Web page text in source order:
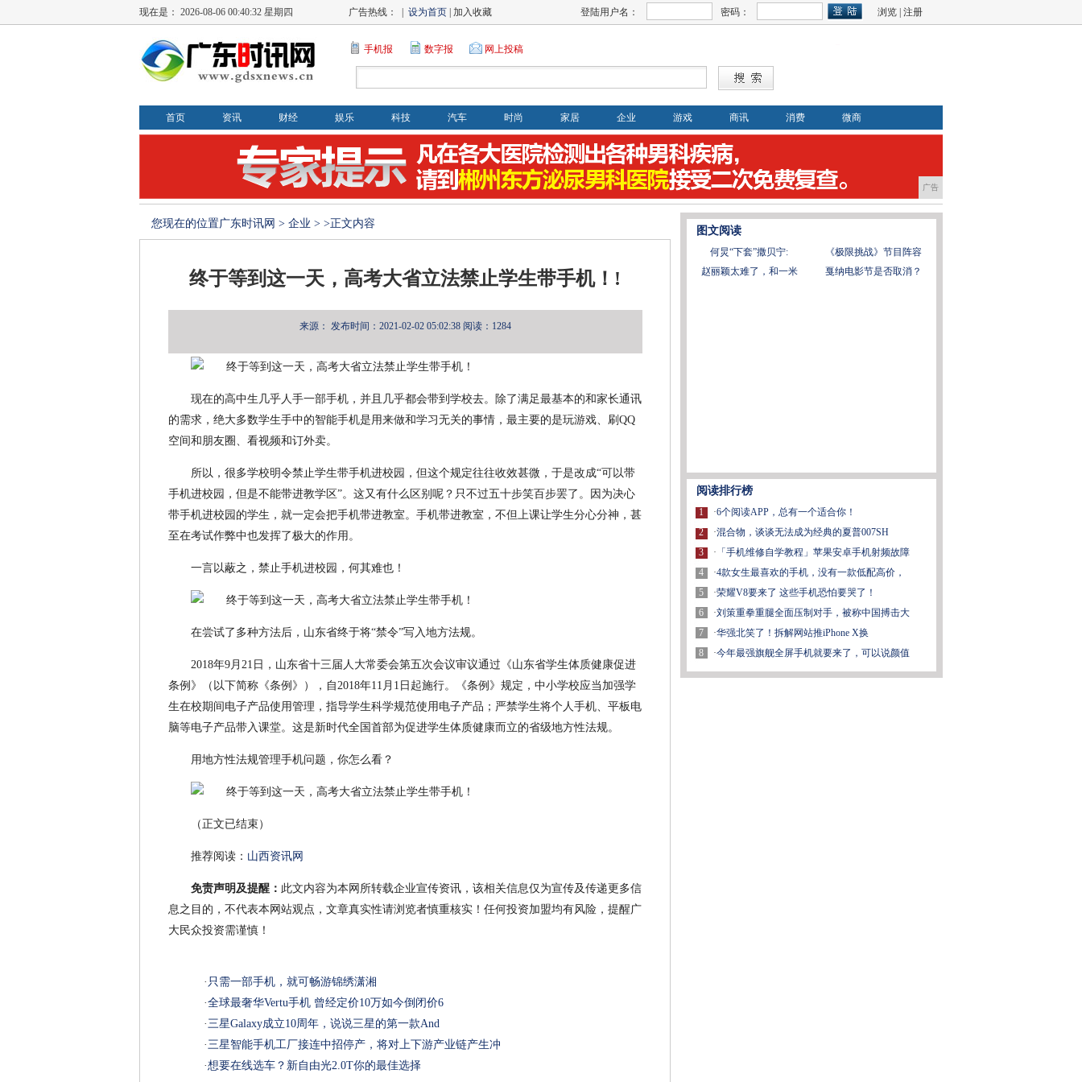
现在是： 2026-08-06 00:40:32 星期四 广告热线： | 设为首页 | 加入收藏 登陆用户名： 密码： 浏览 注册
手机报 数字报 网上投稿
首页 资讯 财经 娱乐 科技 汽车 时尚 家居 企业 游戏 商讯 消费 微商
广告
您现在的位置广东时讯网 > 企业 > >正文内容
终于等到这一天，高考大省立法禁止学生带手机！!
来源： 发布时间：2021-02-02 05:02:38 阅读：1284
现在的高中生几乎人手一部手机，并且几乎都会带到学校去。除了满足最基本的和家长通讯
的需求，绝大多数学生手中的智能手机是用来做和学习无关的事情，最主要的是玩游戏、刷QQ
空间和朋友圈、看视频和订外卖。
所以，很多学校明令禁止学生带手机进校园，但这个规定往往收效甚微，于是改成“可以带
手机进校园，但是不能带进教学区”。这又有什么区别呢？只不过五十步笑百步罢了。因为决心
带手机进校园的学生，就一定会把手机带进教室。手机带进教室，不但上课让学生分心分神，甚
至在考试作弊中也发挥了极大的作用。
一言以蔽之，禁止手机进校园，何其难也！
在尝试了多种方法后，山东省终于将“禁令”写入地方法规。
2018年9月21日，山东省十三届人大常委会第五次会议审议通过《山东省学生体质健康促进
条例》（以下简称《条例》），自2018年11月1日起施行。《条例》规定，中小学校应当加强学
生在校期间电子产品使用管理，指导学生科学规范使用电子产品；严禁学生将个人手机、平板电
脑等电子产品带入课堂。这是新时代全国首部为促进学生体质健康而立的省级地方性法规。
用地方性法规管理手机问题，你怎么看？
（正文已结束）
推荐阅读： 山西资讯网
免责声明及提醒： 此文内容为本网所转载企业宣传资讯，该相关信息仅为宣传及传递更多信
息之目的，不代表本网站观点，文章真实性请浏览者慎重核实！任何投资加盟均有风险，提醒广
大民众投资需谨慎！
· 只需一部手机，就可畅游锦绣潇湘
·全球最奢华Vertu手机 曾经定价10万如今倒闭价6
·三星Galaxy成立10周年，说说三星的第一款And
·三星智能手机工厂接连中招停产，将对上下游产业链产生冲
·想要在线选车？新自由光2.0T你的最佳选择
图文阅读
何炅“下套”撒贝宁:
《极限挑战》节目阵容
赵丽颖太难了，和一米
戛纳电影节是否取消？
阅读排行榜
1
2
3
4
5
6
7
8
·6个阅读APP，总有一个适合你！
·混合物，谈谈无法成为经典的夏普007SH
· 「手机维修自学教程」苹果安卓手机射频故障
·4款女生最喜欢的手机，没有一款低配高价，
·荣耀V8要来了 这些手机恐怕要哭了！
·刘策重拳重腿全面压制对手，被称中国搏击大
·华强北笑了！拆解网站推iPhone X换
·今年最强旗舰全屏手机就要来了，可以说颜值